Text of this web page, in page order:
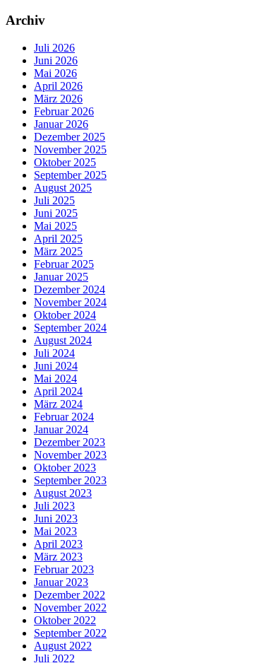
Archiv
Juli 2026
Juni 2026
Mai 2026
April 2026
März 2026
Februar 2026
Januar 2026
Dezember 2025
November 2025
Oktober 2025
September 2025
August 2025
Juli 2025
Juni 2025
Mai 2025
April 2025
März 2025
Februar 2025
Januar 2025
Dezember 2024
November 2024
Oktober 2024
September 2024
August 2024
Juli 2024
Juni 2024
Mai 2024
April 2024
März 2024
Februar 2024
Januar 2024
Dezember 2023
November 2023
Oktober 2023
September 2023
August 2023
Juli 2023
Juni 2023
Mai 2023
April 2023
März 2023
Februar 2023
Januar 2023
Dezember 2022
November 2022
Oktober 2022
September 2022
August 2022
Juli 2022